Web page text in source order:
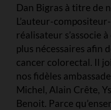
Dan Bigras à titre de
L’auteur-
réalisateur s’associe
plus nécessaires afin
cancer colorectal. Il
nos fidèles
Michel, Alain Crête,
Benoit. Parce